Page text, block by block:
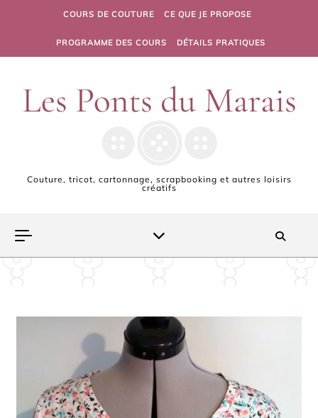
Skip to contentCOURS DE COUTURE CE QUE JE PROPOSE
PROGRAMME DES COURS DÉTAILS PRATIQUES
Couture, tricot, cartonnage, scrapbooking et autres loisirs
créatifs